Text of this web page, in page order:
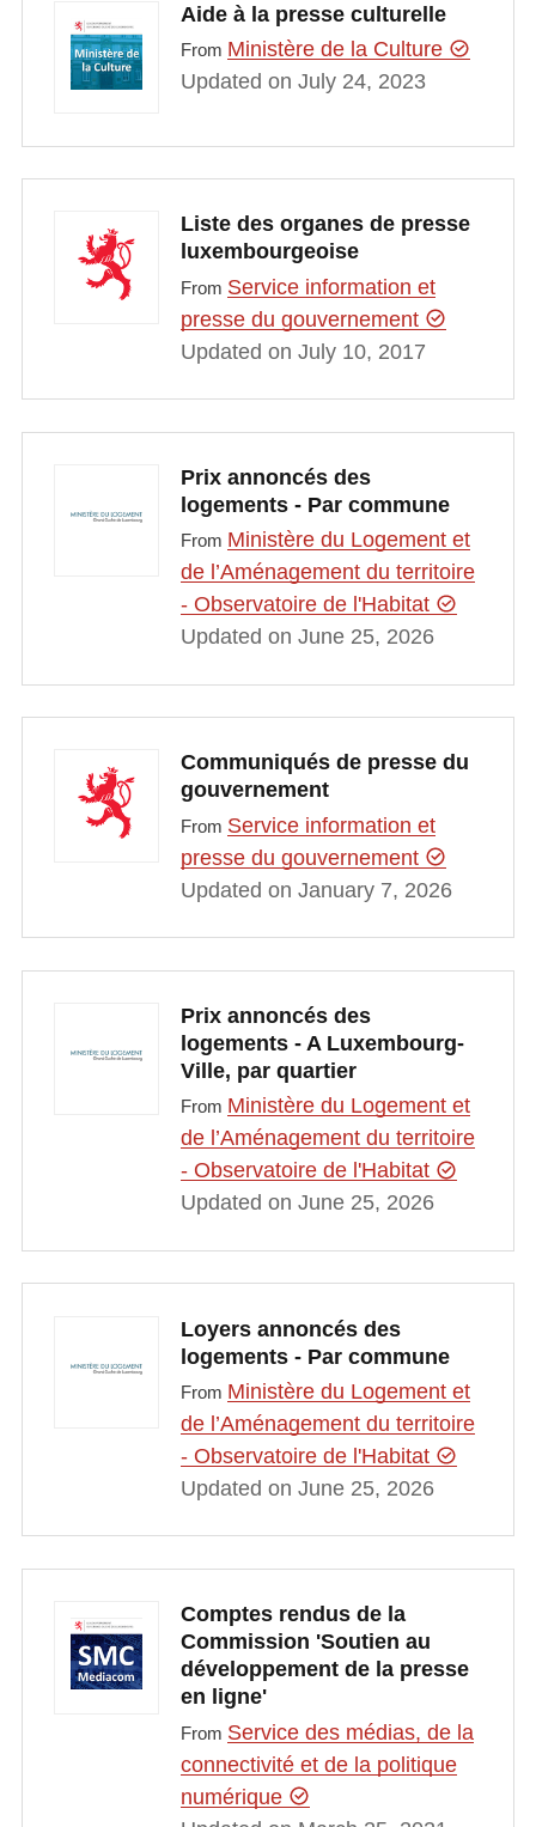
Aide à la presse culturelle
From Ministère de la Culture
Updated on July 24, 2023
Liste des organes de presse
luxembourgeoise
From Service information et
presse du gouvernement
Updated on July 10, 2017
Prix annoncés des
logements - Par commune
From Ministère du Logement et
de l’Aménagement du territoire
- Observatoire de l'Habitat
Updated on June 25, 2026
Communiqués de presse du
gouvernement
From Service information et
presse du gouvernement
Updated on January 7, 2026
Prix annoncés des
logements - A Luxembourg-
Ville, par quartier
From Ministère du Logement et
de l’Aménagement du territoire
- Observatoire de l'Habitat
Updated on June 25, 2026
Loyers annoncés des
logements - Par commune
From Ministère du Logement et
de l’Aménagement du territoire
- Observatoire de l'Habitat
Updated on June 25, 2026
Comptes rendus de la
Commission 'Soutien au
développement de la presse
en ligne'
From Service des médias, de la
connectivité et de la politique
numérique